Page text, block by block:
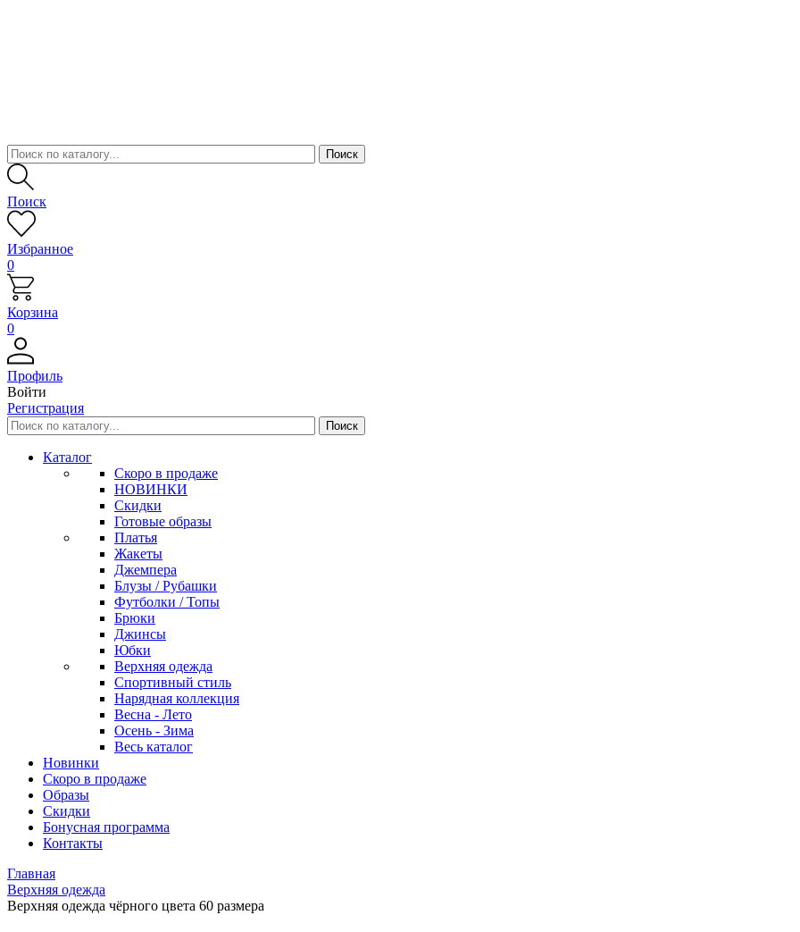
Поиск
Избранное
0
Корзина
0
Профиль
Войти
Регистрация
Каталог
Скоро в продаже
НОВИНКИ
Скидки
Готовые образы
Платья
Жакеты
Джемпера
Блузы / Рубашки
Футболки / Топы
Брюки
Джинсы
Юбки
Верхняя одежда
Спортивный стиль
Нарядная коллекция
Весна - Лето
Осень - Зима
Весь каталог
Новинки
Скоро в продаже
Образы
Скидки
Бонусная программа
Контакты
Главная
Верхняя одежда
Верхняя одежда чёрного цвета 60 размера